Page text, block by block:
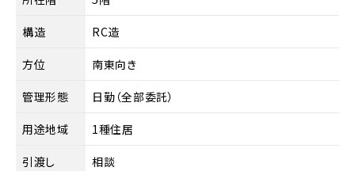
構造 RC造
方位 南東向き
管理形態 日勤（全部委託）
用途地域 1種住居
引渡し 相談